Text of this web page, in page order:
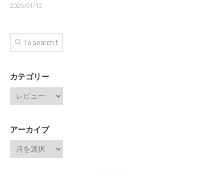
2026/01/12
カテゴリー
アーカイブ